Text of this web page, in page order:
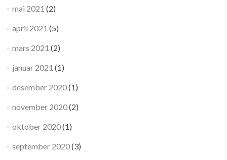
mai 2021 (2)
april 2021 (5)
mars 2021 (2)
januar 2021 (1)
desember 2020(1)
november 2020(2)
oktober 2020(1)
september 2020(3)